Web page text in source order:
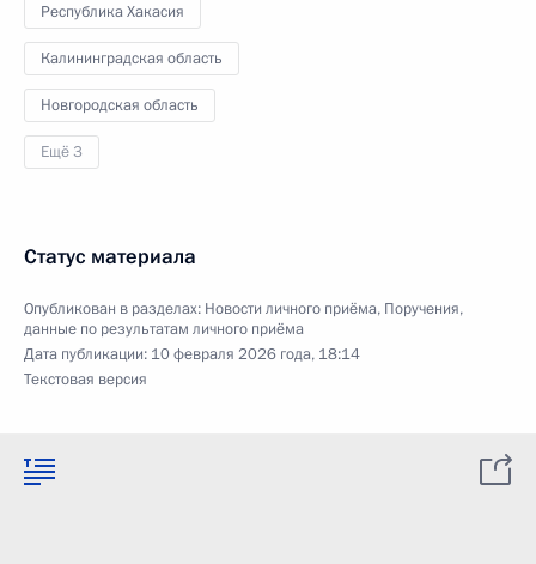
Республика Хакасия
Калининградская область
Новгородская область
Ещё 3
Статус материала
Опубликован в разделах: Новости личного приёма, Поручения,
данные по результатам личного приёма
Дата публикации: 10 февраля 2026 года, 18:14
Текстовая версия